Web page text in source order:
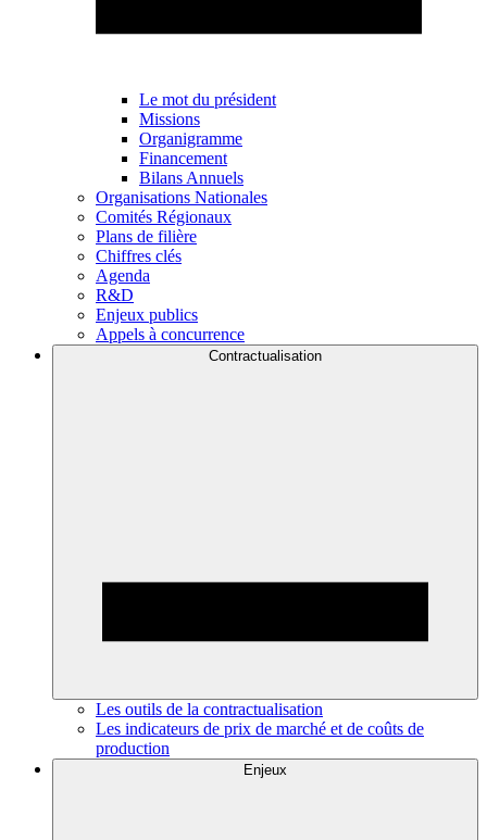
Le mot du président
Missions
Organigramme
Financement
Bilans Annuels
Organisations Nationales
Comités Régionaux
Plans de filière
Chiffres clés
Agenda
R&D
Enjeux publics
Appels à concurrence
Contractualisation
Les outils de la contractualisation
Les indicateurs de prix de marché et de coûts de
production
Enjeux